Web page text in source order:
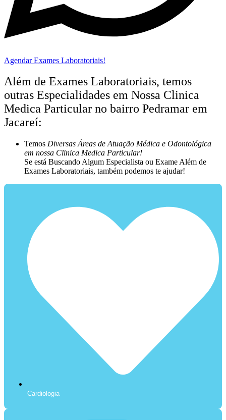
Agendar Exames Laboratoriais!
Além de Exames Laboratoriais, temos
outras Especialidades em Nossa Clinica
Medica Particular no bairro Pedramar em
Jacareí:
Temos Diversas Áreas de Atuação Médica e Odontológica
em nossa Clinica Medica Particular!
Se está Buscando Algum Especialista ou Exame Além de
Exames Laboratoriais, também podemos te ajudar!
Cardiologia